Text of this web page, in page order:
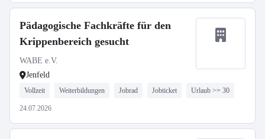
Pädagogische Fachkräfte für den
Krippenbereich gesucht
WABE e.V.
Jenfeld
Vollzeit Weiterbildungen Jobrad Jobticket Urlaub >= 30
24.07.2026